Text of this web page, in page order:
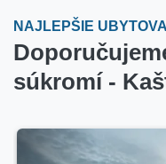
NAJLEPŠIE
súkromí -